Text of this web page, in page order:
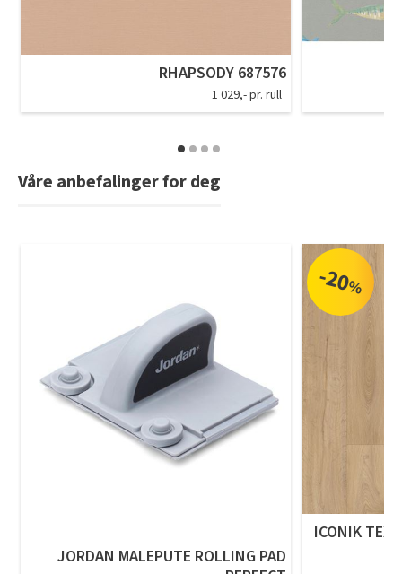
RHAPSODY 687576
1 029,- pr. rull
Våre anbefalinger for deg
JORDAN MALEPUTE ROLLING PAD
-20%
ICONIK